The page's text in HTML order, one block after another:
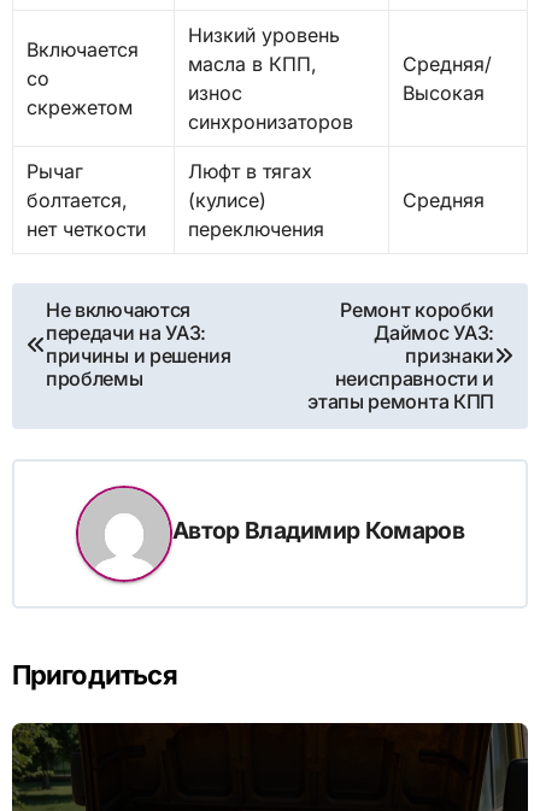
Включается
со
скрежетом
Низкий уровень
масла в КПП,
износ
синхронизаторов
Средняя/
Высокая
Рычаг
болтается,
нет четкости
Люфт в тягах
(кулисе)
переключения
Средняя
Навигация
по
записям
Не включаются
передачи на УАЗ:
причины и решения
проблемы
Ремонт коробки
Даймос УАЗ:
признаки
неисправности и
этапы ремонта КПП
Автор Владимир Комаров
Пригодиться